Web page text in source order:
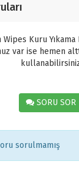
Kuru
var ise hemen
SORU SOR
sorulmamış